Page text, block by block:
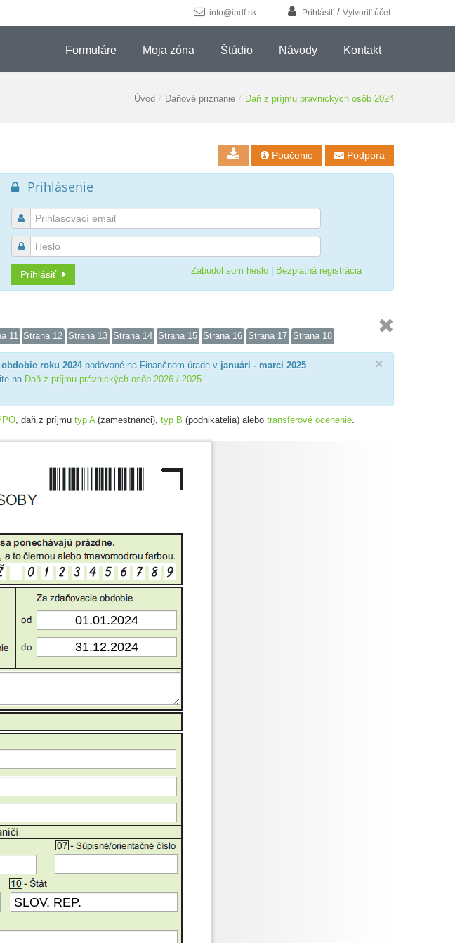
info@ipdf.sk Prihlásiť/ Vytvoriť účet
Formuláre Moja zóna Štúdio Návody Kontakt
Úvod / Daňové priznanie / Daň z príjmu právnických osôb 2024
 Poučenie  Podpora
 Prihlásenie


Prihlásiť Zabudol som heslo| Bezplatná registrácia

11 Strana 12 Strana 13 Strana 14 Strana 15 Strana 16 Strana 17 Strana 18
×
roku 2024podávané na Finančnom úrade v januári - marci 2025.
na Daň z príjmu právnických osôb 2026 / 2025.
, daň z príjmu typ A(zamestnanci), typ B (podnikatelia) alebo transferové ocenenie.